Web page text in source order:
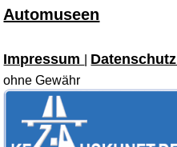
Automuseen
Impressum Datenschutz
ohne Gewähr